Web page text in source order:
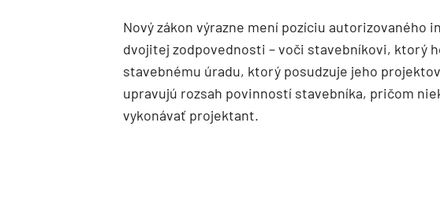
Nový zákon výrazne mení pozíciu autorizovaného
dvojitej zodpovednosti – voči stavebníkovi, ktorý
stavebnému úradu, ktorý posudzuje jeho
upravujú rozsah povinností stavebníka, pričom
vykonávať projektant.